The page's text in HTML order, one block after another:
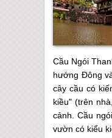
Cầu Ngói
hướng Đông
cây cầu có
kiều" (trên
cảnh. Cầu
vườn có kiểu